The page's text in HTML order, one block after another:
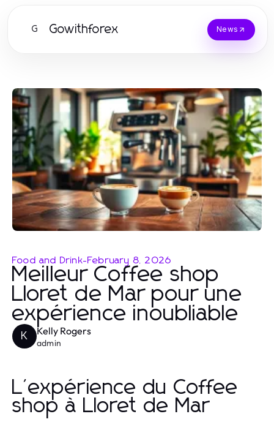
G Gowithforex News
Food and Drink-February 8, 2026
Meilleur Coffee shop
Lloret de Mar pour une
expérience inoubliable
K Kelly Rogers
admin
L'expérience du Coffee
shop à Lloret de Mar